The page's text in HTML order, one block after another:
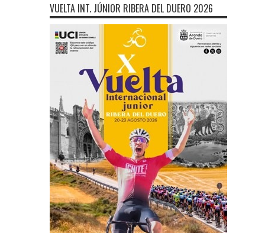
VUELTA INT. JÚNIOR RIBERA DEL DUERO 2026